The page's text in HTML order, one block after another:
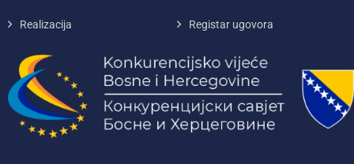
Realizacija Registar ugovora